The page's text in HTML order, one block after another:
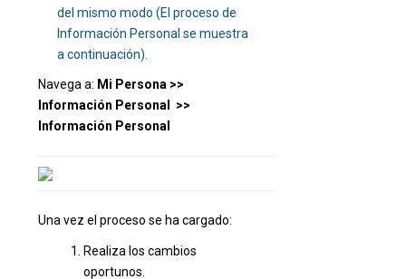
del mismo modo (El proceso de
Información Personal se muestra
a continuación).
Navega a: Mi Persona >>
Información Personal >>
Información Personal
Una vez el proceso se ha cargado:
Realiza los cambios
oportunos.